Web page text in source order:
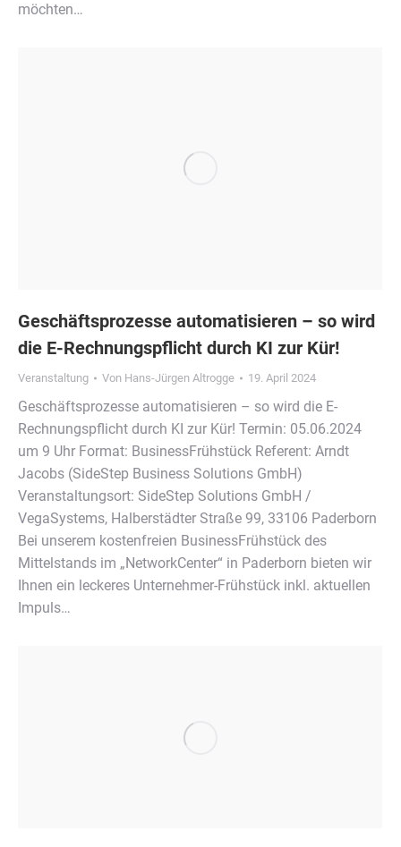
möchten…
Geschäftsprozesse automatisieren – so wird
die E-Rechnungspflicht durch KI zur Kür!
Veranstaltung Von Hans-Jürgen Altrogge 19. April 2024
Geschäftsprozesse automatisieren – so wird die E-
Rechnungspflicht durch KI zur Kür! Termin: 05.06.2024
um 9 Uhr Format: BusinessFrühstück Referent: Arndt
Jacobs (SideStep Business Solutions GmbH)
Veranstaltungsort: SideStep Solutions GmbH /
VegaSystems, Halberstädter Straße 99, 33106 Paderborn
Bei unserem kostenfreien BusinessFrühstück des
Mittelstands im „NetworkCenter“ in Paderborn bieten wir
Ihnen ein leckeres Unternehmer-Frühstück inkl. aktuellen
Impuls…